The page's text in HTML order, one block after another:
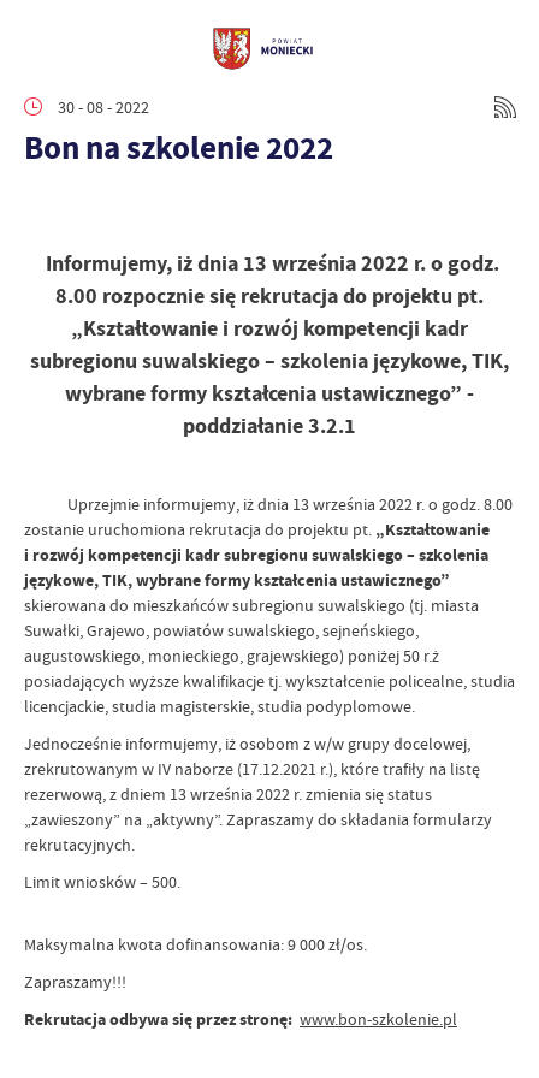
30 - 08 - 2022
Bon na szkolenie 2022
Informujemy, iż dnia 13 września 2022 r. o godz.
8.00 rozpocznie się rekrutacja do projektu pt.
„Kształtowanie i rozwój kompetencji kadr
subregionu suwalskiego – szkolenia językowe, TIK,
wybrane formy kształcenia ustawicznego” -
poddziałanie 3.2.1
Uprzejmie informujemy, iż dnia 13 września 2022 r. o godz. 8.00
zostanie uruchomiona rekrutacja do projektu pt. „Kształtowanie
i rozwój kompetencji kadr subregionu suwalskiego – szkolenia
językowe, TIK, wybrane formy kształcenia ustawicznego”
skierowana do mieszkańców subregionu suwalskiego (tj. miasta
Suwałki, Grajewo, powiatów suwalskiego, sejneńskiego,
augustowskiego, monieckiego, grajewskiego) poniżej 50 r.ż
posiadających wyższe kwalifikacje tj. wykształcenie policealne, studia
licencjackie, studia magisterskie, studia podyplomowe.
Jednocześnie informujemy, iż osobom z w/w grupy docelowej,
zrekrutowanym w IV naborze (17.12.2021 r.), które trafiły na listę
rezerwową, z dniem 13 września 2022 r. zmienia się status
„zawieszony” na „aktywny”. Zapraszamy do składania formularzy
rekrutacyjnych.
Limit wniosków – 500.
Maksymalna kwota dofinansowania: 9 000 zł/os.
Zapraszamy!!!
Rekrutacja odbywa się przez stronę: www.bon-szkolenie.pl